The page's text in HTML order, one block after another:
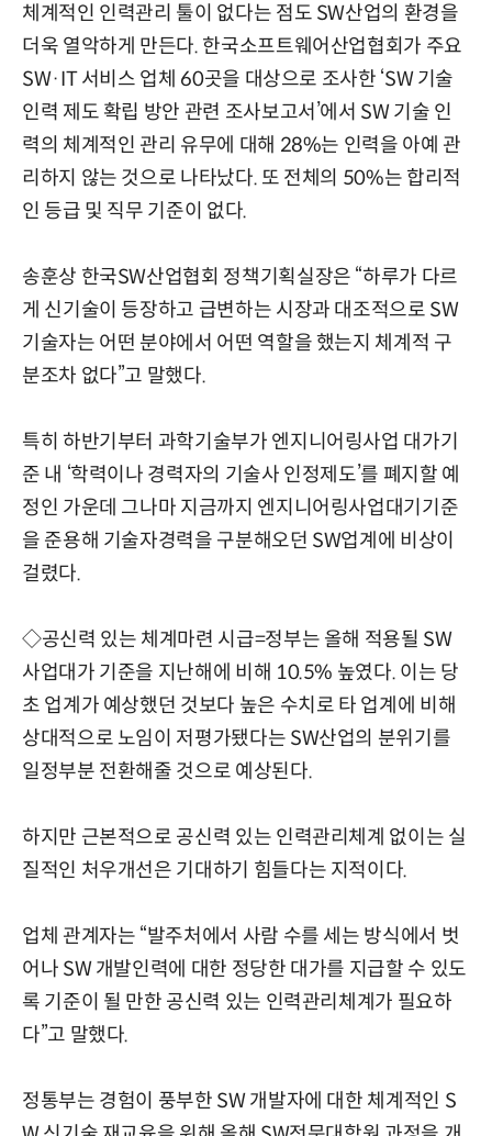
체계적인 인력관리 툴이 없다는 점도 SW산업의 환경을
더욱 열악하게 만든다. 한국소프트웨어산업협회가 주요
SW·IT 서비스 업체 60곳을 대상으로 조사한 ‘SW 기술
인력 제도 확립 방안 관련 조사보고서’에서 SW 기술 인
력의 체계적인 관리 유무에 대해 28%는 인력을 아예 관
리하지 않는 것으로 나타났다. 또 전체의 50%는 합리적
인 등급 및 직무 기준이 없다.
송훈상 한국SW산업협회 정책기획실장은 “하루가 다르
게 신기술이 등장하고 급변하는 시장과 대조적으로 SW
기술자는 어떤 분야에서 어떤 역할을 했는지 체계적 구
분조차 없다”고 말했다.
특히 하반기부터 과학기술부가 엔지니어링사업 대가기
준 내 ‘학력이나 경력자의 기술사 인정제도’를 폐지할 예
정인 가운데 그나마 지금까지 엔지니어링사업대기기준
을 준용해 기술자경력을 구분해오던 SW업계에 비상이
걸렸다.
◇공신력 있는 체계마련 시급=정부는 올해 적용될 SW
사업대가 기준을 지난해에 비해 10.5% 높였다. 이는 당
초 업계가 예상했던 것보다 높은 수치로 타 업계에 비해
상대적으로 노임이 저평가됐다는 SW산업의 분위기를
일정부분 전환해줄 것으로 예상된다.
하지만 근본적으로 공신력 있는 인력관리체계 없이는 실
질적인 처우개선은 기대하기 힘들다는 지적이다.
업체 관계자는 “발주처에서 사람 수를 세는 방식에서 벗
어나 SW 개발인력에 대한 정당한 대가를 지급할 수 있도
록 기준이 될 만한 공신력 있는 인력관리체계가 필요하
다”고 말했다.
정통부는 경험이 풍부한 SW 개발자에 대한 체계적인 S